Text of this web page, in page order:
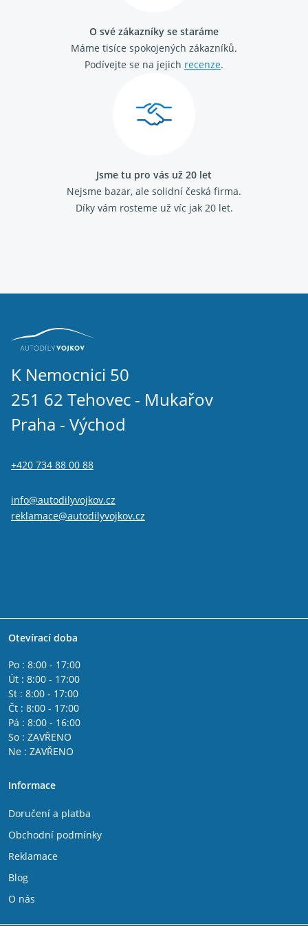
Citroen Berlingo 2008 - 2018 1.6 HDi
Citroen Xsara Picasso 1999 - 2012 1.6 HDi
Citroen Xsara Picasso 1999 - 2012 2.0 HDi
Opel Vivaro (A) 2001 - 2014 2.5 CDTI
Opel Movano (A) 1998 - 2010 2.5 CDTI
O své zákazníky se staráme
Máme tisíce spokojených zákazníků.
Podívejte se na jejich recenze.
Jsme tu pro vás už 20 let
Nejsme bazar, ale solidní česká firma.
Díky vám rosteme už víc jak 20 let.
K Nemocnici 50
251 62 Tehovec - Mukařov
Praha - Východ
+420 734 88 00 88
info@autodilyvojkov.cz
reklamace@autodilyvojkov.cz
Otevírací doba
Po : 8:00 - 17:00
Út : 8:00 - 17:00
St : 8:00 - 17:00
Čt : 8:00 - 17:00
Pá : 8:00 - 16:00
So : ZAVŘENO
Ne : ZAVŘENO
Informace
Doručení a platba
Obchodní podmínky
Reklamace
Blog
O nás